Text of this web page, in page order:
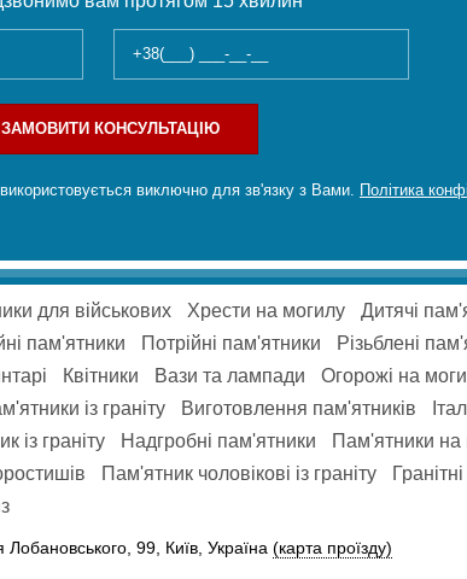
ЗАМОВИТИ КОНСУЛЬТАЦІЮ
виключно для зв'язку з Вами. Політика
для військових Хрести на могилу Дитячі
пам'ятники Потрійні пам'ятники
Різьблені
Квітники Вази та лампади
Огорожі на
із граніту Виготовлення пам'ятників
із граніту Надгробні пам'ятники
Пам'ятники на
Пам'ятник чоловікові із граніту
Лобановського, 99, Київ, Україна (карта проїзду)